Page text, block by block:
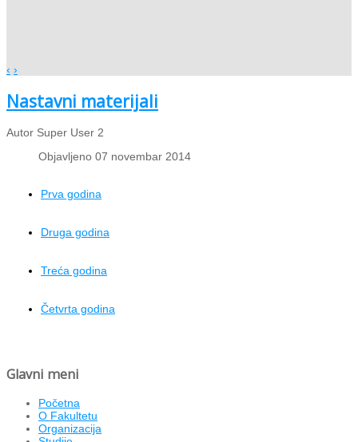
‹ ›
Nastavni materijali
Autor Super User 2
Objavljeno 07 novembar 2014
Prva godina
Druga godina
Treća godina
Četvrta godina
Glavni meni
Početna
O Fakultetu
Organizacija